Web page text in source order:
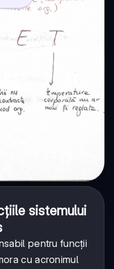
sistemului
pentru funcții
cu acronimul